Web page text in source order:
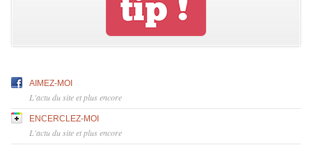
AIMEZ-MOI
L'actu du site et plus encore
ENCERCLEZ-MOI
L'actu du site et plus encore